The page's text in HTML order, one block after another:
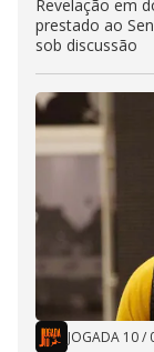
Revelação em
prestado ao
sob discussão
JOGADA 10/